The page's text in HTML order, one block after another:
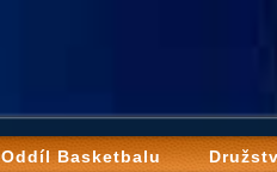
Oddíl Basketbalu